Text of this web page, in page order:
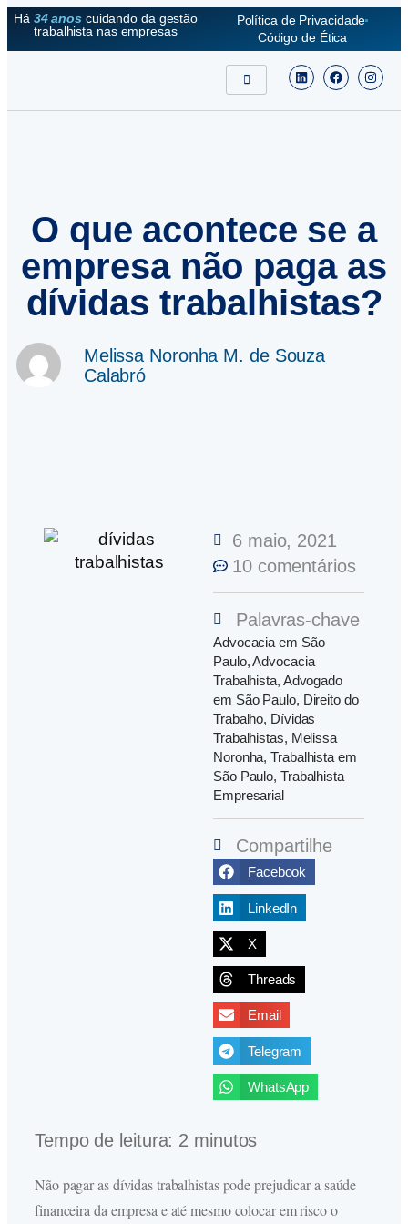
Há 34 anoscuidando da gestão
trabalhista nas empresas
Política de Privacidade
Código de Ética
O que acontece se a
empresa não paga as
dívidas trabalhistas?
Melissa Noronha M. de Souza
Calabró
6 maio, 2021
10 comentários
Palavras-chave
Advocacia em São
Paulo,Advocacia
Trabalhista, Advogado
em São Paulo, Direito do
Trabalho, Dívidas
Trabalhistas, Melissa
Noronha,Trabalhista em
São Paulo, Trabalhista
Empresarial
Compartilhe
Facebook
LinkedIn
X
Threads
Email
Telegram
WhatsApp
Tempo de leitura: 2 minutos
Não pagar as dívidas trabalhistas pode prejudicar a saúde
financeira da empresa e até mesmo colocar em risco o